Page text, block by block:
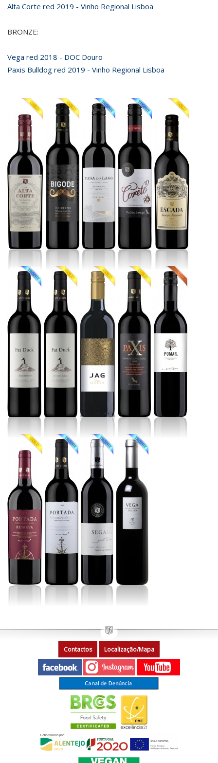
Alta Corte red 2019 - Vinho Regional Lisboa
BRONZE:
Vega red 2018 - DOC Douro
Paxis Bulldog red 2019 - Vinho Regional Lisboa
Contactos Localização/Mapa